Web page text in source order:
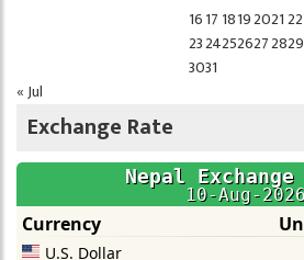
1617 1819202122
23242526272829
3031
« Jul
Exchange Rate